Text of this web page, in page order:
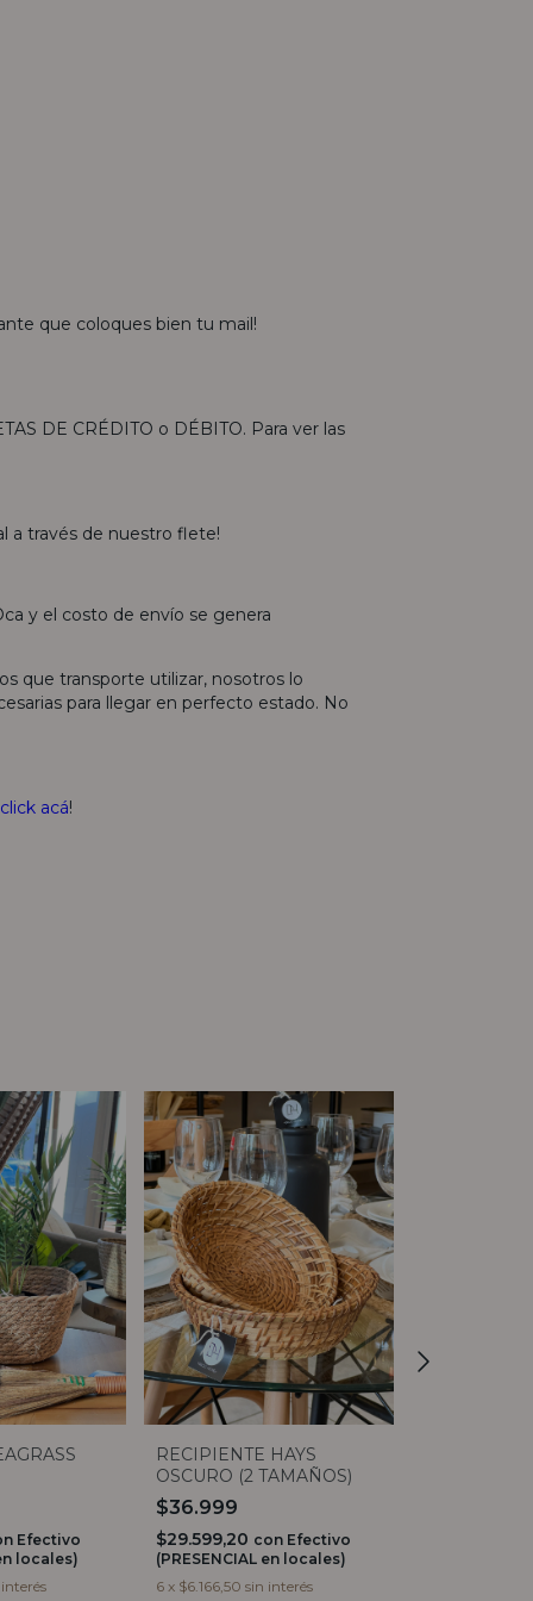
que coloques bien tu mail!
DE CRÉDITO o DÉBITO. Para ver las
a través de nuestro flete!
y el costo de envío se genera
que transporte utilizar, nosotros lo
para llegar en perfecto estado. No
click acá!
Efectivo
locales)
RECIPIENTE HAYS
OSCURO (2 TAMAÑOS)
$36.999
$29.599,20 con Efectivo
(PRESENCIAL en locales)
6 x $6.166,50 sin interés